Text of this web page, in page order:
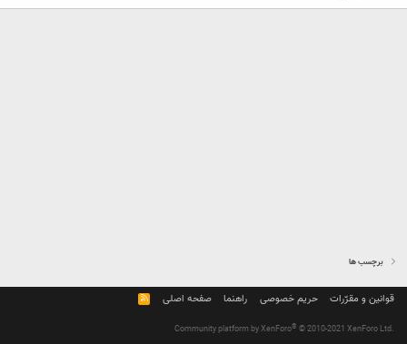
برچسب ها
قوانین و مقرّرات حریم خصوصی راهنما صفحه اصلی
R
S
Community platform by XenForo® © 2010-2021 XenForo Ltd.